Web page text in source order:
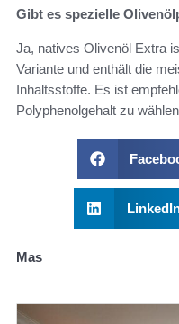
Gibt es spezielle
Ja, natives Olivenöl Extra
Variante und enthält die
Inhaltsstoffe. Es ist
Polyphenolgehalt zu
Mas